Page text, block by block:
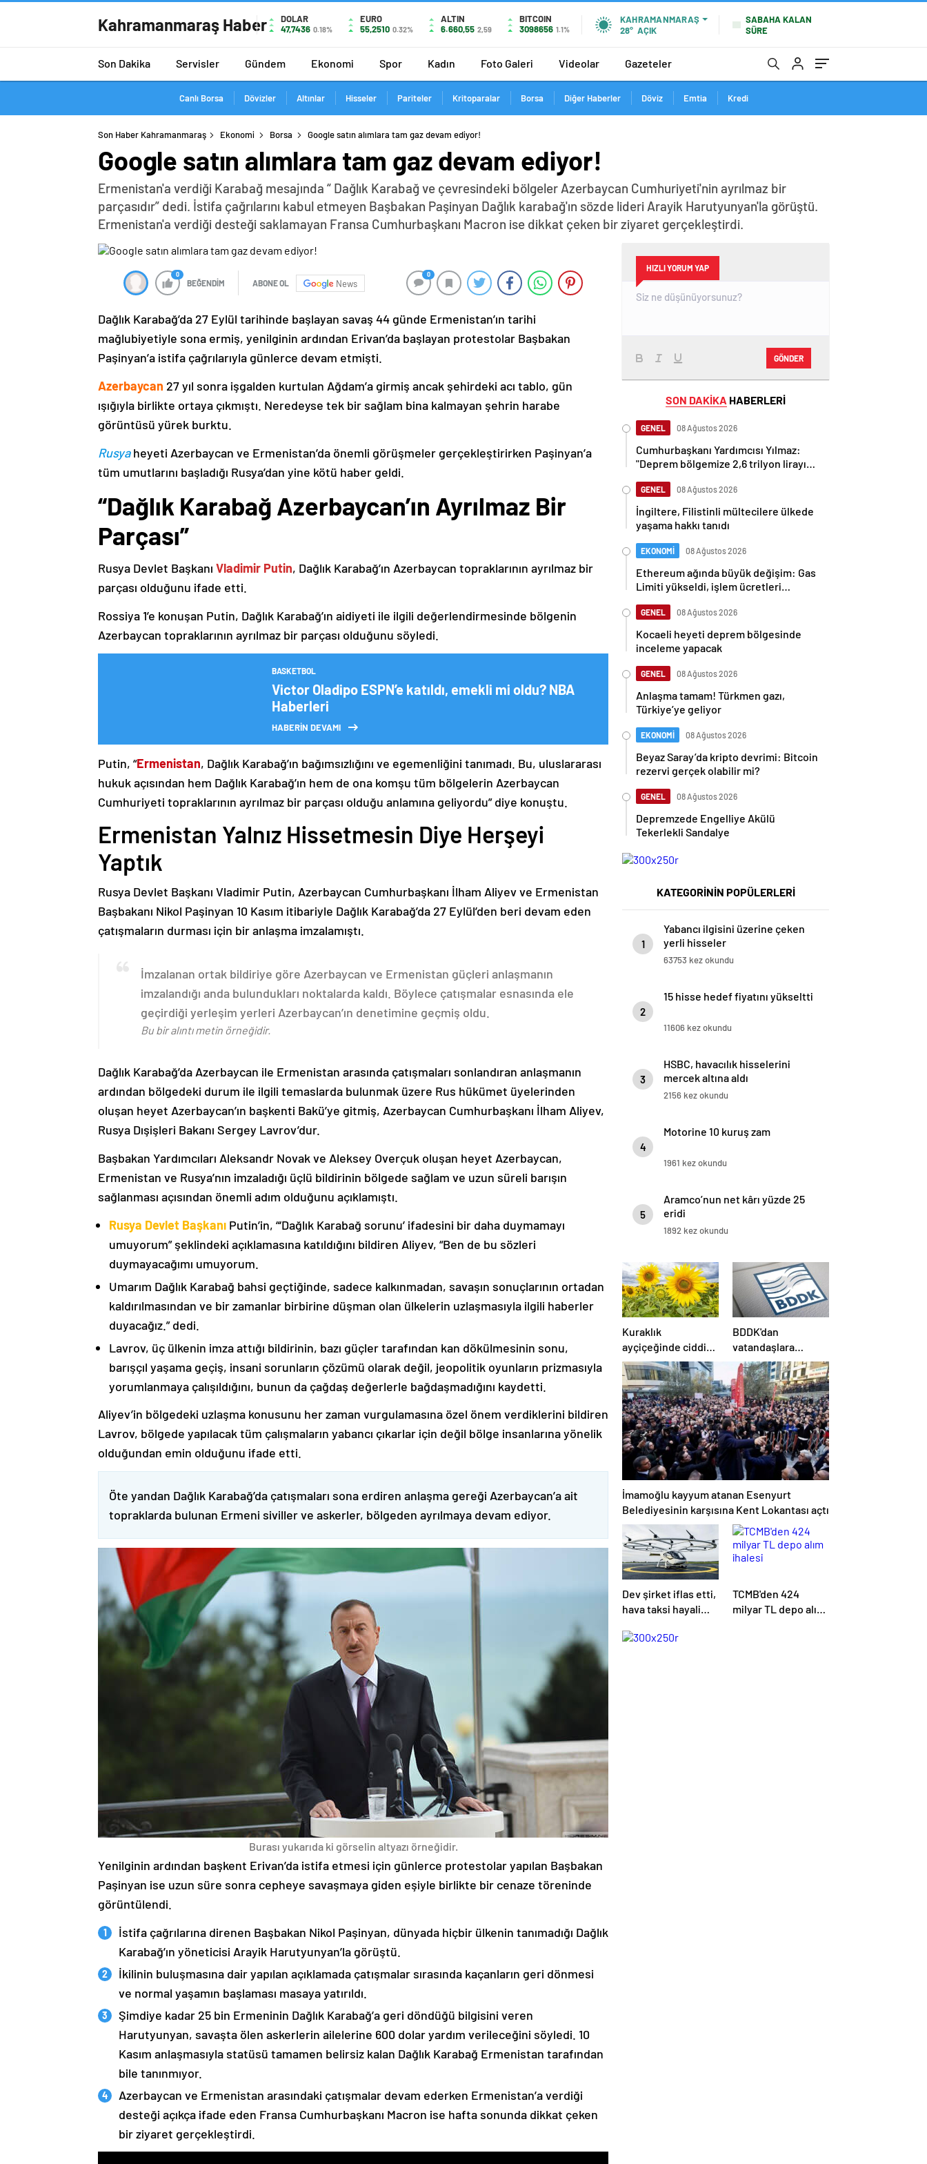
Kahramanmaraş Haber
DOLAR
47,7436 0.18%
EURO
55,2510 0.32%
ALTIN
6.660,55 2,59
BITCOIN
3098656 1.1%
KAHRAMANMARAŞ
28° AÇIK
SABAHA KALAN
SÜRE
Son Dakika Servisler Gündem Ekonomi Spor Kadın Foto Galeri Videolar Gazeteler
Canlı Borsa Dövizler Altınlar Hisseler Pariteler Kritoparalar Borsa Diğer Haberler Döviz Emtia Kredi
Son Haber Kahramanmaraş Ekonomi Borsa Google satın alımlara tam gaz devam ediyor!
Google satın alımlara tam gaz devam ediyor!
Ermenistan'a verdiği Karabağ mesajında “ Dağlık Karabağ ve çevresindeki bölgeler Azerbaycan Cumhuriyeti'nin ayrılmaz bir
parçasıdır” dedi. İstifa çağrılarını kabul etmeyen Başbakan Paşinyan Dağlık karabağ'ın sözde lideri Arayik Harutyunyan'la görüştü.
Ermenistan'a verdiği desteği saklamayan Fransa Cumhurbaşkanı Macron ise dikkat çeken bir ziyaret gerçekleştirdi.
0
BEĞENDİM ABONE OL News
0
Dağlık Karabağ’da 27 Eylül tarihinde başlayan savaş 44 günde Ermenistan’ın tarihi
mağlubiyetiyle sona ermiş, yenilginin ardından Erivan’da başlayan protestolar Başbakan
Paşinyan’a istifa çağrılarıyla günlerce devam etmişti.
Azerbaycan 27 yıl sonra işgalden kurtulan Ağdam’a girmiş ancak şehirdeki acı tablo, gün
ışığıyla birlikte ortaya çıkmıştı. Neredeyse tek bir sağlam bina kalmayan şehrin harabe
görüntüsü yürek burktu.
Rusyaheyeti Azerbaycan ve Ermenistan’da önemli görüşmeler gerçekleştirirken Paşinyan’a
tüm umutlarını başladığı Rusya’dan yine kötü haber geldi.
“Dağlık Karabağ Azerbaycan’ın Ayrılmaz Bir
Parçası”
Rusya Devlet Başkanı Vladimir Putin, Dağlık Karabağ’ın Azerbaycan topraklarının ayrılmaz bir
parçası olduğunu ifade etti.
Rossiya 1’e konuşan Putin, Dağlık Karabağ’ın aidiyeti ile ilgili değerlendirmesinde bölgenin
Azerbaycan topraklarının ayrılmaz bir parçası olduğunu söyledi.
BASKETBOL
Victor Oladipo ESPN’e katıldı, emekli mi oldu? NBA
Haberleri
HABERİN DEVAMI
Putin, “Ermenistan, Dağlık Karabağ’ın bağımsızlığını ve egemenliğini tanımadı. Bu, uluslararası
hukuk açısından hem Dağlık Karabağ’ın hem de ona komşu tüm bölgelerin Azerbaycan
Cumhuriyeti topraklarının ayrılmaz bir parçası olduğu anlamına geliyordu” diye konuştu.
Ermenistan Yalnız Hissetmesin Diye Herşeyi
Yaptık
Rusya Devlet Başkanı Vladimir Putin, Azerbaycan Cumhurbaşkanı İlham Aliyev ve Ermenistan
Başbakanı Nikol Paşinyan 10 Kasım itibariyle Dağlık Karabağ’da 27 Eylül’den beri devam eden
çatışmaların durması için bir anlaşma imzalamıştı.
İmzalanan ortak bildiriye göre Azerbaycan ve Ermenistan güçleri anlaşmanın
imzalandığı anda bulundukları noktalarda kaldı. Böylece çatışmalar esnasında ele
geçirdiği yerleşim yerleri Azerbaycan’ın denetimine geçmiş oldu.
Bu bir alıntı metin örneğidir.
Dağlık Karabağ’da Azerbaycan ile Ermenistan arasında çatışmaları sonlandıran anlaşmanın
ardından bölgedeki durum ile ilgili temaslarda bulunmak üzere Rus hükümet üyelerinden
oluşan heyet Azerbaycan’ın başkenti Bakü’ye gitmiş, Azerbaycan Cumhurbaşkanı İlham Aliyev,
Rusya Dışişleri Bakanı Sergey Lavrov’dur.
Başbakan Yardımcıları Aleksandr Novak ve Aleksey Overçuk oluşan heyet Azerbaycan,
Ermenistan ve Rusya’nın imzaladığı üçlü bildirinin bölgede sağlam ve uzun süreli barışın
sağlanması açısından önemli adım olduğunu açıklamıştı.
Rusya Devlet Başkanı Putin’in, “‘Dağlık Karabağ sorunu’ ifadesini bir daha duymamayı
umuyorum” şeklindeki açıklamasına katıldığını bildiren Aliyev, “Ben de bu sözleri
duymayacağımı umuyorum.
Umarım Dağlık Karabağ bahsi geçtiğinde, sadece kalkınmadan, savaşın sonuçlarının ortadan
kaldırılmasından ve bir zamanlar birbirine düşman olan ülkelerin uzlaşmasıyla ilgili haberler
duyacağız.” dedi.
Lavrov, üç ülkenin imza attığı bildirinin, bazı güçler tarafından kan dökülmesinin sonu,
barışçıl yaşama geçiş, insani sorunların çözümü olarak değil, jeopolitik oyunların prizmasıyla
yorumlanmaya çalışıldığını, bunun da çağdaş değerlerle bağdaşmadığını kaydetti.
Aliyev’in bölgedeki uzlaşma konusunu her zaman vurgulamasına özel önem verdiklerini bildiren
Lavrov, bölgede yapılacak tüm çalışmaların yabancı çıkarlar için değil bölge insanlarına yönelik
olduğundan emin olduğunu ifade etti.
Öte yandan Dağlık Karabağ’da çatışmaları sona erdiren anlaşma gereği Azerbaycan’a ait
topraklarda bulunan Ermeni siviller ve askerler, bölgeden ayrılmaya devam ediyor.
Burası yukarıda ki görselin altyazı örneğidir.
Yenilginin ardından başkent Erivan’da istifa etmesi için günlerce protestolar yapılan Başbakan
Paşinyan ise uzun süre sonra cepheye savaşmaya giden eşiyle birlikte bir cenaze töreninde
görüntülendi.
İstifa çağrılarına direnen Başbakan Nikol Paşinyan, dünyada hiçbir ülkenin tanımadığı Dağlık
Karabağ’ın yöneticisi Arayik Harutyunyan’la görüştü.
İkilinin buluşmasına dair yapılan açıklamada çatışmalar sırasında kaçanların geri dönmesi
ve normal yaşamın başlaması masaya yatırıldı.
Şimdiye kadar 25 bin Ermeninin Dağlık Karabağ’a geri döndüğü bilgisini veren
Harutyunyan, savaşta ölen askerlerin ailelerine 600 dolar yardım verileceğini söyledi. 10
Kasım anlaşmasıyla statüsü tamamen belirsiz kalan Dağlık Karabağ Ermenistan tarafından
bile tanınmıyor.
Azerbaycan ve Ermenistan arasındaki çatışmalar devam ederken Ermenistan’a verdiği
desteği açıkça ifade eden Fransa Cumhurbaşkanı Macron ise hafta sonunda dikkat çeken
bir ziyaret gerçekleştirdi.
HIZLI YORUM YAP
GÖNDER
SON DAKİKA HABERLERİ
GENEL 08 Ağustos 2026
Cumhurbaşkanı Yardımcısı Yılmaz:
"Deprem bölgemize 2,6 trilyon lirayı
GENEL 08 Ağustos 2026
İngiltere, Filistinli mültecilere ülkede
yaşama hakkı tanıdı
EKONOMİ 08 Ağustos 2026
Ethereum ağında büyük değişim: Gas
Limiti yükseldi, işlem ücretleri
GENEL 08 Ağustos 2026
Kocaeli heyeti deprem bölgesinde
inceleme yapacak
GENEL 08 Ağustos 2026
Anlaşma tamam! Türkmen gazı,
Türkiye’ye geliyor
EKONOMİ 08 Ağustos 2026
Beyaz Saray’da kripto devrimi: Bitcoin
rezervi gerçek olabilir mi?
GENEL 08 Ağustos 2026
Depremzede Engelliye Akülü
Tekerlekli Sandalye
KATEGORİNİN POPÜLERLERİ
1
Yabancı ilgisini üzerine çeken
yerli hisseler
63753 kez okundu
2
15 hisse hedef fiyatını yükseltti
11606 kez okundu
3
HSBC, havacılık hisselerini
mercek altına aldı
2156 kez okundu
4
Motorine 10 kuruş zam
1961 kez okundu
5
Aramco’nun net kârı yüzde 25
eridi
1892 kez okundu
Kuraklık
ayçiçeğinde ciddi
verim kaybına
neden oldu
BDDK'dan
vatandaşlara
dolandırıcılık uyarısı
İmamoğlu kayyum atanan Esenyurt
Belediyesinin karşısına Kent Lokantası açtı
Dev şirket iflas etti,
hava taksi hayali
TCMB'den 424
milyar TL depo alım